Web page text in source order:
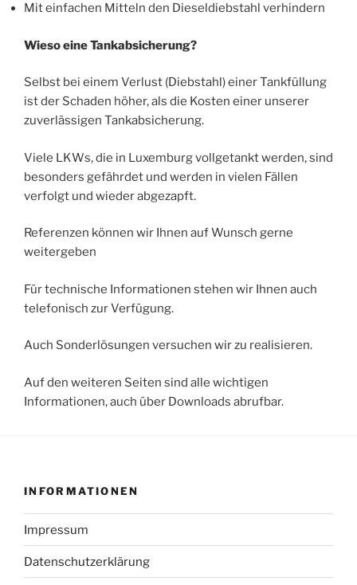
Mit einfachen Mitteln den Dieseldiebstahl verhindern
Wieso eine Tankabsicherung?
Selbst bei einem Verlust (Diebstahl) einer Tankfüllung
ist der Schaden höher, als die Kosten einer unserer
zuverlässigen Tankabsicherung.
Viele LKWs, die in Luxemburg vollgetankt werden, sind
besonders gefährdet und werden in vielen Fällen
verfolgt und wieder abgezapft.
Referenzen können wir Ihnen auf Wunsch gerne
weitergeben
Für technische Informationen stehen wir Ihnen auch
telefonisch zur Verfügung.
Auch Sonderlösungen versuchen wir zu realisieren.
Auf den weiteren Seiten sind alle wichtigen
Informationen, auch über Downloads abrufbar.
INFORMATIONEN
Impressum
Datenschutzerklärung